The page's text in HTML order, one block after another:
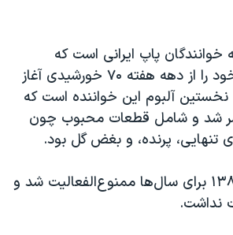
‌پاپ ایرانی است که
فعالیت‌‌های هنری خود را از دهه هفته ۷۰ خورشیدی آغاز
آلبوم این خواننده است که
۱۳۷۶ منتشر شد و شامل قطعات محبوب چون
تنهایی، پرنده، و بغض گل بود.
آقای زمان از سال ۱۳۸۱ برای سال‌ها ممنوع‌الفعالیت شد و
نداشت.